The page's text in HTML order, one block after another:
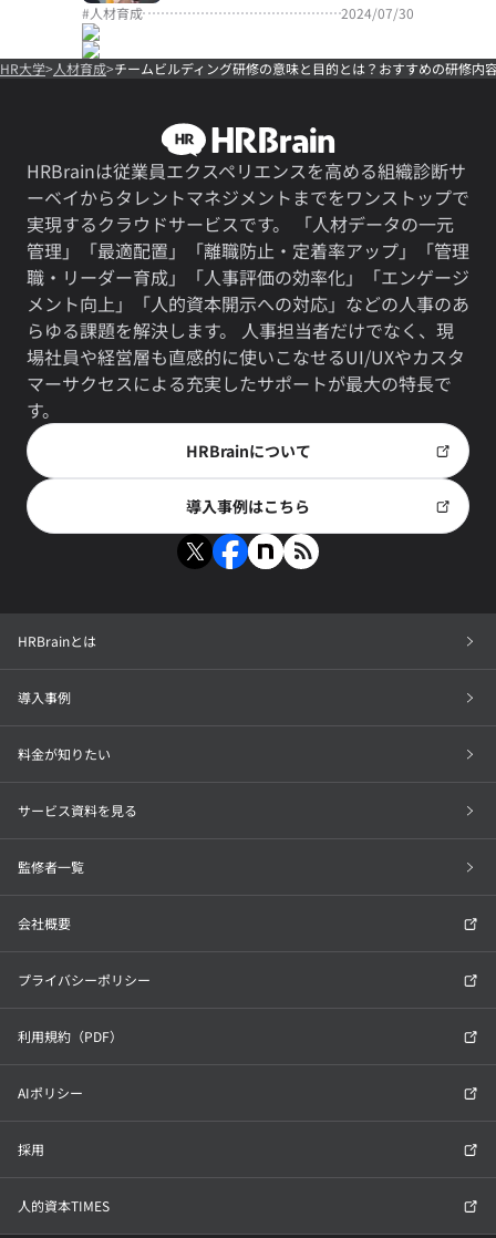
#人材育成 2024/07/30
HR大学 人材育成 チームビルディング研修の意味と目的とは？おすすめの研修内
HRBrainは従業員エクスペリエンスを高める組織診断サ
ーベイからタレントマネジメントまでをワンストップで
実現するクラウドサービスです。 「人材データの一元
管理」「最適配置」「離職防止・定着率アップ」「管理
職・リーダー育成」「人事評価の効率化」「エンゲージ
メント向上」「人的資本開示への対応」などの人事のあ
らゆる課題を解決します。 人事担当者だけでなく、現
場社員や経営層も直感的に使いこなせるUI/UXやカスタ
マーサクセスによる充実したサポートが最大の特長で
す。
HRBrainについて
導入事例はこちら
HRBrainとは
導入事例
料金が知りたい
サービス資料を見る
監修者一覧
会社概要
プライバシーポリシー
利用規約（PDF）
AIポリシー
採用
人的資本TIMES